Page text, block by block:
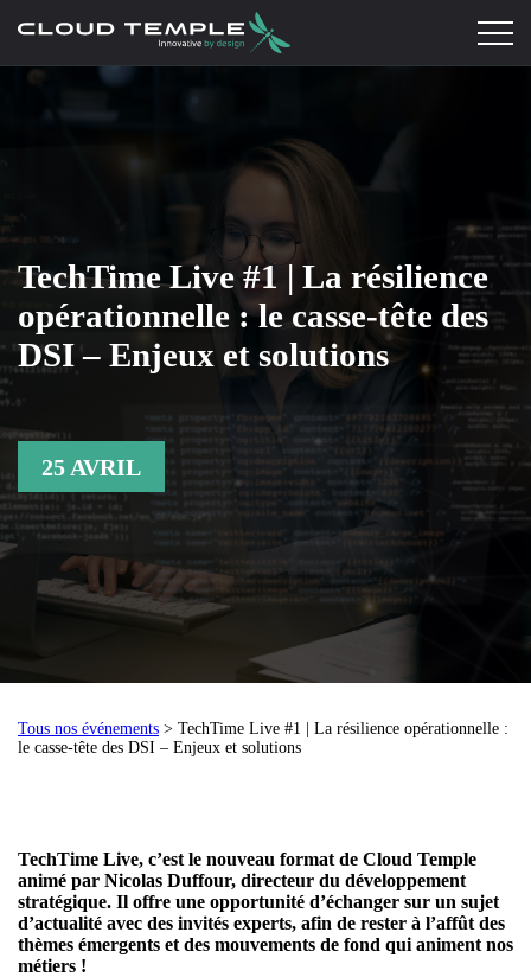
TechTime Live #1 | La résilience
opérationnelle : le casse-tête des
DSI – Enjeux et solutions
25 AVRIL
Tous nos événements > TechTime Live #1 | La résilience opérationnelle :
le casse-tête des DSI – Enjeux et solutions
TechTime Live, c’est le nouveau format de Cloud Temple
animé par Nicolas Duffour, directeur du développement
stratégique. Il offre une opportunité d’échanger sur un sujet
d’actualité avec des invités experts, afin de rester à l’affût des
thèmes émergents et des mouvements de fond qui animent nos
métiers !